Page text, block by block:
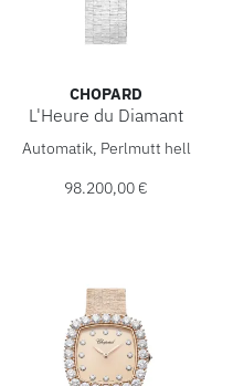
Ref: 13A178-1310,
CHOPARD
L'Heure du Diamant
Chopard L'Heure du
Automatik, Perlmutt hell
98.200,00 €